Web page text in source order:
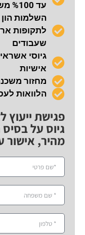
עד %100 משווי הבטוחה
השלמות
לתקופות
שעבודים
גיוסי
אישיות
מחזור
הלוואות
פגישת ייעוץ
גיוס על
מהיר, אישור